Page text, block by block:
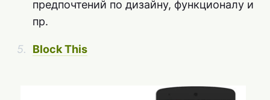
предпочтений по дизайну, функционалу и
пр.
Block This